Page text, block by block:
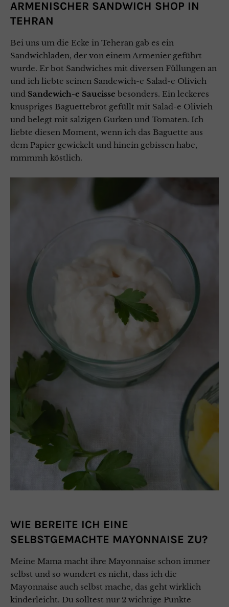
ARMENISCHER SANDWICH SHOP IN
TEHRAN
Bei uns um die Ecke in Teheran gab es ein
Sandwichladen, der von einem Armenier geführt
wurde. Er bot Sandwiches mit diversen Füllungen an
und ich liebte seinen Sandewich-e Salad-e Olivieh
und Sandewich-e Saucisse besonders. Ein leckeres
knuspriges Baguettebrot gefüllt mit Salad-e Olivieh
und belegt mit salzigen Gurken und Tomaten. Ich
liebte diesen Moment, wenn ich das Baguette aus
dem Papier gewickelt und hinein gebissen habe,
mmmmh köstlich.
WIE BEREITE ICH EINE
SELBSTGEMACHTE MAYONNAISE ZU?
Meine Mama macht ihre Mayonnaise schon immer
selbst und so wundert es nicht, dass ich die
Mayonnaise auch selbst mache, das geht wirklich
kinderleicht. Du solltest nur 2 wichtige Punkte